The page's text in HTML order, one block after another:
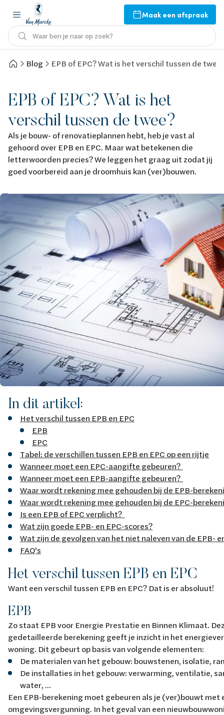
Maak een afspraak
Waar ben je naar op zoek?
Blog EPB of EPC? Wat is het verschil tussen de
EPB of EPC? Wat is het
verschil tussen de twee?
Als je bouw- of renovatieplannen hebt, heb je vast al
gehoord over EPB en EPC. Maar wat betekenen die
letterwoorden precies? We leggen het graag uit zodat jij
goed voorbereid aan je droomhuis kan (ver)bouwen.
Afbeelding
In dit artikel:
Het verschil tussen EPB en EPC
EPB
EPC
Tabel: de verschillen tussen EPB en EPC op een rijtje
Wanneer moet een EPC-aangifte gebeuren?
Wanneer moet een EPB-aangifte gebeuren?
Waar wordt rekening mee gehouden bij de EPB-
Waar wordt rekening mee gehouden bij de EPC-
Is een EPB of EPC verplicht?
Wat zijn goede EPB- en EPC-scores?
Wat zijn de gevolgen van het niet naleven van de EPB-
FAQ's
Het verschil tussen EPB en EPC
Want een verschil tussen EPB en EPC? Dat is er absoluut!
EPB
Zo staat EPB voor Energie Prestatie en Binnen Klimaat.
gedetailleerde berekening geeft je inzicht in het
woning. Dit gebeurt op basis van volgende elementen:
De materialen van het gebouw: bouwstenen, isolatie,
De installaties in het gebouw: verwarming, ventilatie,
water, ...
Een EPB-berekening moet gebeuren als je (ver)bouwt met
omgevingsvergunning. In het geval van een